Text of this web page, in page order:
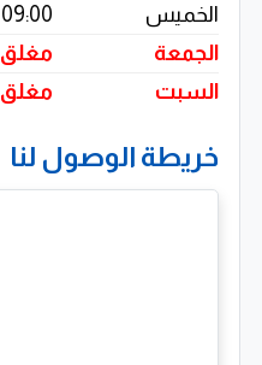
الخميس
09:00 - 17:00
الجمعة
مغلق
السبت
مغلق
خريطة الوصول لنا